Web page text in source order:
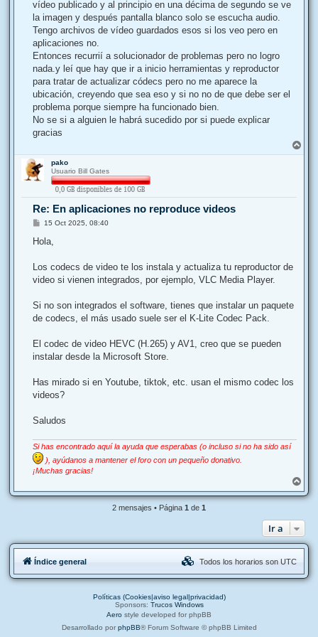
j
vídeo publicado y al principio en una décima de segundo se ve
la imagen y después pantalla blanco solo se escucha audio.
Tengo archivos de vídeo guardados esos si los veo pero en
aplicaciones no.
Entonces recurrií a solucionador de problemas pero no logro
nada.y leí que hay que ir a inicio herramientas y reproductor
para tratar de actualizar códecs pero no me aparece la
ubicación, creyendo que sea eso y si no no de que debe ser el
problema porque siempre ha funcionado bien.
No se si a alguien le habrá sucedido por si puede explicar
gracias
r
pako
Usuario Bill Gates
Re: En aplicaciones no reproduce videos
M
n
j
15 Oct 2025, 08:40
Hola,
Los codecs de video te los instala y actualiza tu reproductor de
video si vienen integrados, por ejemplo, VLC Media Player.
Si no son integrados el software, tienes que instalar un paquete
de codecs, el más usado suele ser el K-Lite Codec Pack.
El codec de video HEVC (H.265) y AV1, creo que se pueden
instalar desde la Microsoft Store.
Has mirado si en Youtube, tiktok, etc. usan el mismo codec los
videos?
Saludos
Si has encontrado aquí la ayuda que esperabas (o incluso si no ha sido así
), ayúdanos a mantener el foro con un pequeño donativo.
¡Muchas gracias!
r
r
b
2 mensajes • Página 1 de 1
Ir a
Índice general Todos los horarios son UTC
Políticas (Cookies|aviso legal|privacidad)
Sponsors: Trucos Windows
Aero style developed for phpBB
Desarrollado por phpBB® Forum Software © phpBB Limited